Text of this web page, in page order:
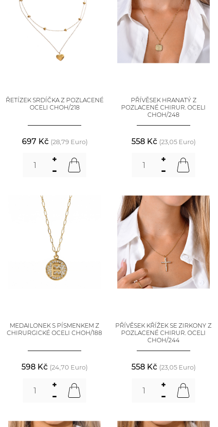
ŘETÍZEK SRDÍČKA Z POZLACENÉ
OCELI CHOH/218
697 Kč (28,79 Euro)
PŘÍVĚSEK HRANATÝ Z
POZLACENÉ CHIRUR. OCELI
CHOH/248
558 Kč (23,05 Euro)
MEDAILONEK S PÍSMENKEM Z
CHIRURGICKÉ OCELI CHOH/188
598 Kč (24,70 Euro)
PŘÍVĚSEK KŘÍŽEK SE ZIRKONY Z
POZLACENÉ CHIRUR. OCELI
CHOH/244
558 Kč (23,05 Euro)